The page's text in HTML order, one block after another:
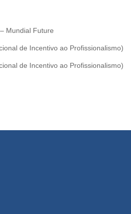
Mundial Future
de Incentivo ao Profissionalismo)
de Incentivo ao Profissionalismo)